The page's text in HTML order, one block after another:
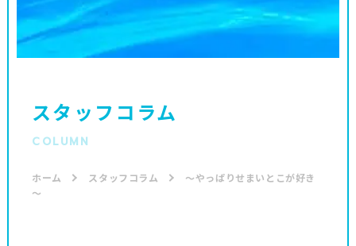
スタッフコラム
COLUMN
ホーム スタッフコラム
～やっぱりせまいとこが好き
～